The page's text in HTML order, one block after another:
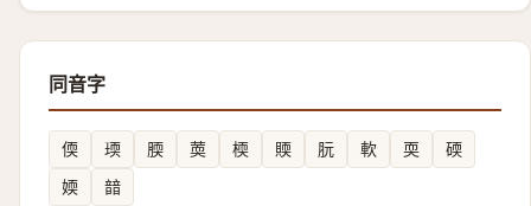
同音字
偄 瑌 腝 䓴 㮕 䞂 䏓 軟 耎
碝
媆
䪭